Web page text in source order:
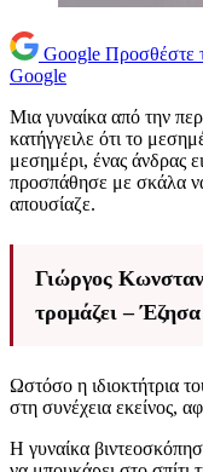
Google Προσθέστε
Google
Μια γυναίκα από την
κατήγγειλε ότι το
μεσημέρι, ένας άνδρας
προσπάθησε με σκάλα
απουσίαζε.
Γιώργος
τρομάζει –
Ωστόσο η ιδιοκτήτρια
στη συνέχεια εκείνος,
Η γυναίκα